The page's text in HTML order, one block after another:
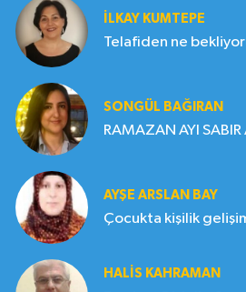
İLKAY KUMTEPE
Telafiden ne
SONGÜL BAĞIRAN
RAMAZAN AYI SABIR
AYŞE ARSLAN BAY
Çocukta kişilik
HALIS KAHRAMAN